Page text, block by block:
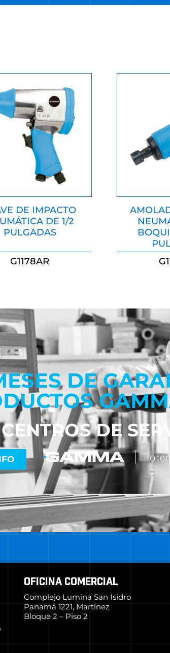
DE IMPACTO
DE 1/2
PULGADAS
G1178AR
DE
DE
OFICINA COMERCIAL
Complejo Lumina San Isidro
Panamá 1221, Martínez
Bloque 2 – Piso 2